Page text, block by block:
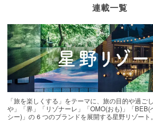
連載一覧
「旅を楽しくする」をテーマに、旅の目的や過ご
や」「界」「リゾナーレ」「OMO(おも)」「BEB(
シー)」の 6 つのブランドを展開する星野リゾー